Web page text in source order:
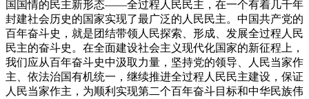
国国情的民主新形态——全过程人民民主，在一个有着几千年
封建社会历史的国家实现了最广泛的人民民主。中国共产党的
百年奋斗史，就是团结带领人民探索、形成、发展全过程人民
民主的奋斗史。在全面建设社会主义现代化国家的新征程上，
我们应从百年奋斗史中汲取力量，坚持党的领导、人民当家作
主、依法治国有机统一，继续推进全过程人民民主建设，保证
人民当家作主，为顺利实现第二个百年奋斗目标和中华民族伟